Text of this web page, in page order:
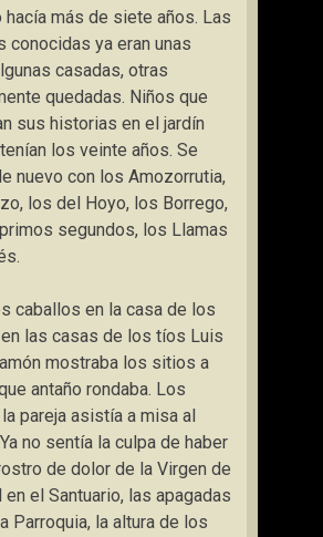
más de siete años. Las
conocidas ya eran unas
casadas, otras
quedadas. Niños que
sus historias en el jardín
los veinte años. Se
nuevo con los Amozorrutia,
los del Hoyo, los Borrego,
segundos, los Llamas
caballos en la casa de los
las casas de los tíos Luis
mostraba los sitios a
antaño rondaba. Los
pareja asistía a misa al
no sentía la culpa de haber
de dolor de la Virgen de
en el Santuario, las apagadas
Parroquia, la altura de los